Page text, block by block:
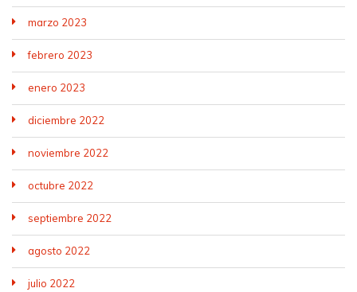
marzo 2023
febrero 2023
enero 2023
diciembre 2022
noviembre 2022
octubre 2022
septiembre 2022
agosto 2022
julio 2022